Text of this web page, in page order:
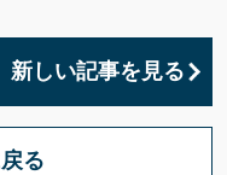
新しい記事を見る
る